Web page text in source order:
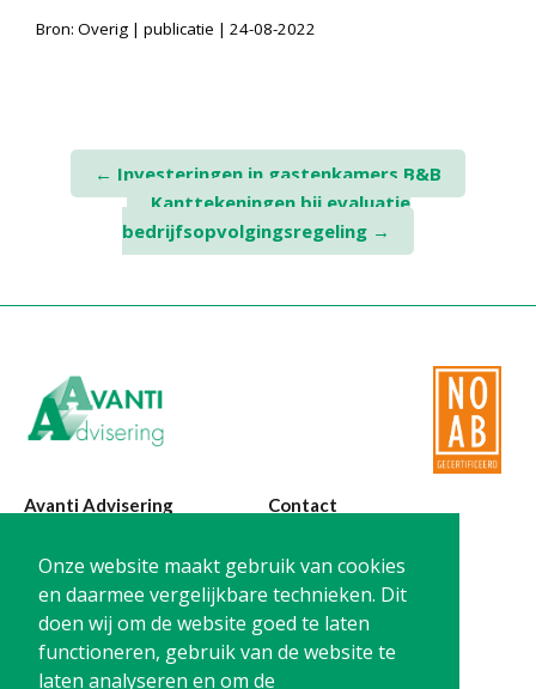
Onze website maakt gebruik van cookies
en daarmee vergelijkbare technieken. Dit
doen wij om de website goed te laten
functioneren, gebruik van de website te
laten analyseren en om de
Bron: Overig | publicatie | 24-08-2022
navigation
← Investeringen in gastenkamers B&B
Kanttekeningen bij evaluatie
bedrijfsopvolgingsregeling →
Avanti Advisering
Poelstraat 4
1441 RR Purmerend
Contact
T: 0299-420870
@:
info@avanti-
advisering.nl
BTW: NL861212733B01